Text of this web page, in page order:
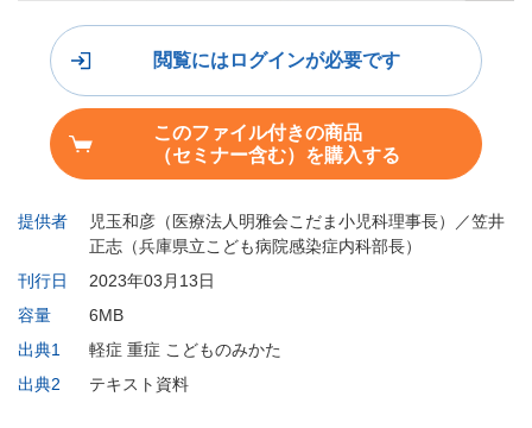
提供者
児玉和彦（医療法人明雅会こだま小児科理事長）／笠井
正志（兵庫県立こども病院感染症内科部長）
刊行日
2023年03月13日
容量
6MB
出典1
軽症 重症 こどものみかた
出典2
テキスト資料
閲覧にはログインが必要です
このファイル付きの商品
（セミナー含む）を購入する